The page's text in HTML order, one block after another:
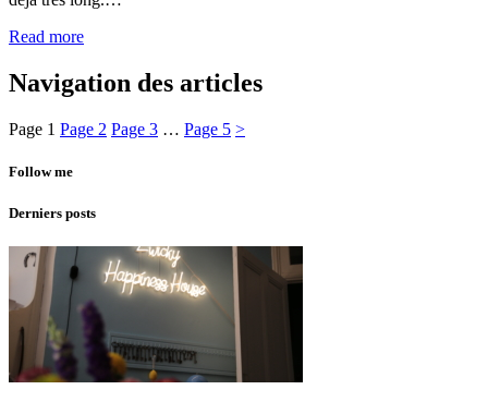
Read more
Navigation des articles
Page 1 Page 2 Page 3 … Page 5 >
Follow me
Derniers posts